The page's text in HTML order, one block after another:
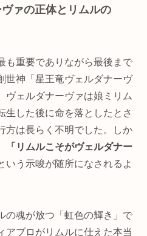
ァの正体とリムルの
も重要でありながら最後まで
世神「星王竜ヴェルダナーヴ
ヴェルダナーヴァは娘ミリム
生した後に命を落としたとさ
方は長らく不明でした。しか
「リムルこそがヴェルダナー
いう示唆が随所になされるよ
の魂が放つ「虹色の輝き」で
アブロがリムルに仕えた本当